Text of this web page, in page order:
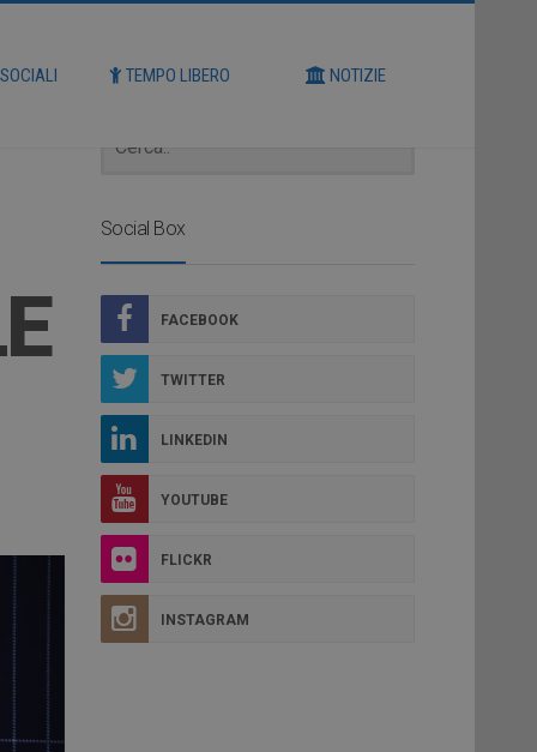
TEMPO LIBERO NOTIZIE
Social Box
FACEBOOK
TWITTER
LINKEDIN
YOUTUBE
FLICKR
INSTAGRAM